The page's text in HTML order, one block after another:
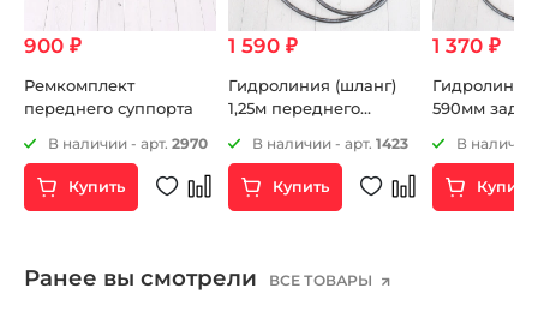
900 ₽
Ремкомплект
переднего суппорта
В наличии - арт. 2970
Купить
1 590 ₽
Гидролиния (шланг)
1,25м переднего
В наличии - арт. 1423
Купить
1 370 ₽
Гидролиния
590мм
В наличии
Купить
Ранее вы смотрели ВСЕ ТОВАРЫ